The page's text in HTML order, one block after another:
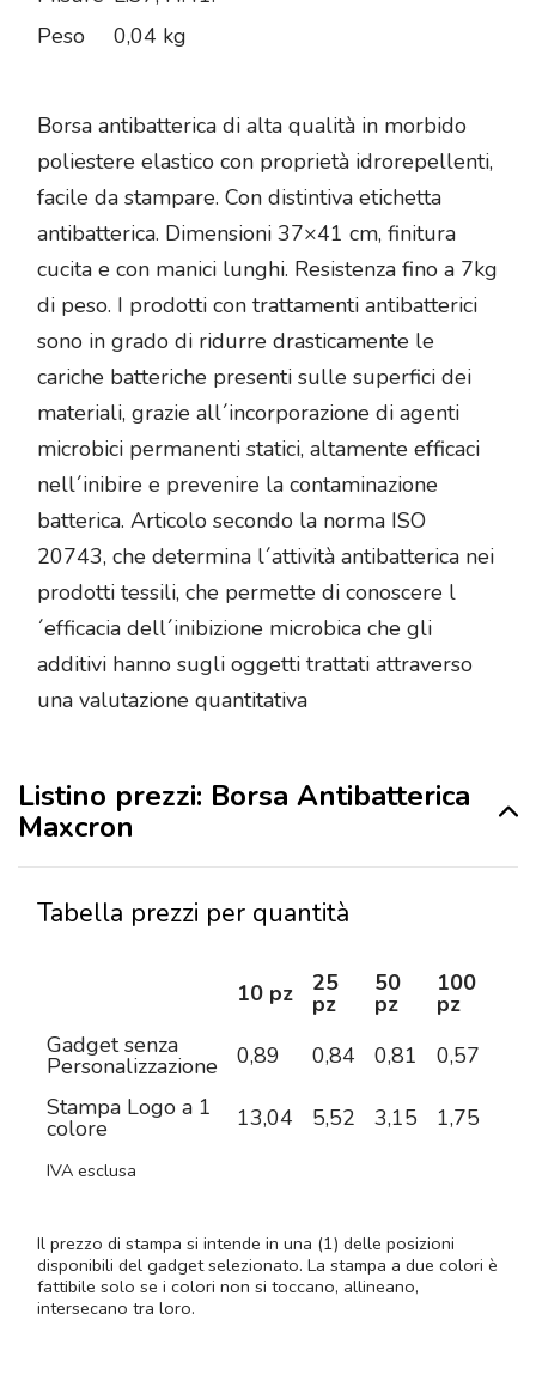
Peso
0,04 kg
Borsa antibatterica di alta qualità in morbido
poliestere elastico con proprietà idrorepellenti,
facile da stampare. Con distintiva etichetta
antibatterica. Dimensioni 37×41 cm, finitura
cucita e con manici lunghi. Resistenza fino a 7kg
di peso. I prodotti con trattamenti antibatterici
sono in grado di ridurre drasticamente le
cariche batteriche presenti sulle superfici dei
materiali, grazie all´incorporazione di agenti
microbici permanenti statici, altamente efficaci
nell´inibire e prevenire la contaminazione
batterica. Articolo secondo la norma ISO
20743, che determina l´attività antibatterica nei
prodotti tessili, che permette di conoscere l
´efficacia dell´inibizione microbica che gli
additivi hanno sugli oggetti trattati attraverso
una valutazione quantitativa
Listino prezzi: Borsa Antibatterica
Maxcron
Tabella prezzi per quantità
10 pz 25
pz
50
pz
100
pz
Gadget senza
Personalizzazione 0,89 0,84 0,81 0,57
Stampa Logo a 1
colore 13,04 5,52 3,15 1,75
IVA esclusa
Il prezzo di stampa si intende in una (1) delle posizioni
disponibili del gadget selezionato. La stampa a due colori è
fattibile solo se i colori non si toccano, allineano,
intersecano tra loro.